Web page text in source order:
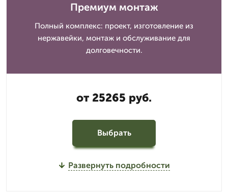
Премиум монтаж
Полный комплекс: проект, изготовление из
нержавейки, монтаж и обслуживание для
долговечности.
от 25265 руб.
Выбрать
Развернуть подробности